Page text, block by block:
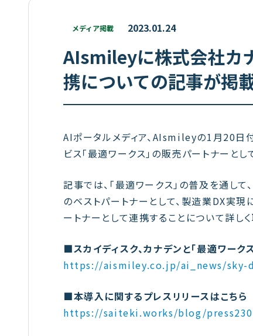
メディア掲載 2023.01.24
AIsmileyに株式会社カ
携についての記事が掲
AIポータルメディア、AIsmileyの1月20日
ビス「最適ワークス」の販売パートナーと
記事では、「最適ワークス」の普及を通し
のベストパートナーとして、製造業DX実
ートナーとして連携することについて詳し
■スカイディスク、カナデンと「最適ワー
https://aismiley.co.jp/ai_news/sky-
■本導入に関するプレスリリースはこちら
https://saiteki.works/blog/